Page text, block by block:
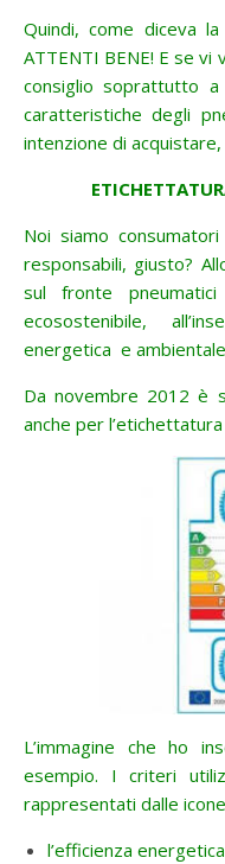
Quindi, come diceva
ATTENTI BENE! E se
consiglio soprattutto
caratteristiche degli
intenzione di
Noi siamo
responsabili, giusto?
sul fronte
ecosostenibile,
energetica e
Da novembre 2012 è
anche per
L’immagine che ho
esempio. I criteri
rappresentati dalle
l’efficienza energetica